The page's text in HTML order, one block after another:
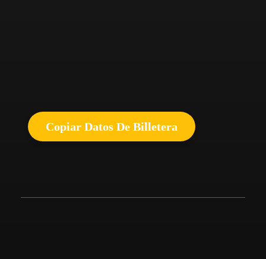
Copiar Datos De Billetera